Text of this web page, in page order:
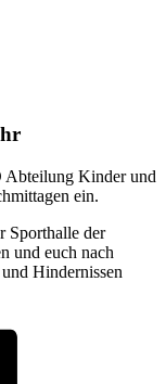
Abteilung Kinder und
ein.
Sporthalle der
und euch nach
Hindernissen